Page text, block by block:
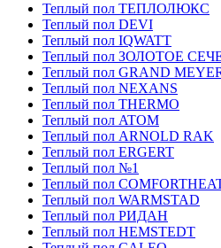
Теплый пол ТЕПЛОЛЮКС
Теплый пол DEVI
Теплый пол IQWATT
Теплый пол ЗОЛОТОЕ
Теплый пол GRAND
Теплый пол NEXANS
Теплый пол THERMO
Теплый пол ATOM
Теплый пол ARNOLD RAK
Теплый пол ERGERT
Теплый пол №1
Теплый пол
Теплый пол WARMSTAD
Теплый пол РИДАН
Теплый пол HEMSTEDT